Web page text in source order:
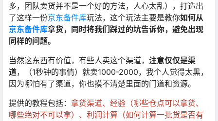
多，团队卖货并不是一个好的方法，人心太乱），打造出
了这样一份京东备件库玩法，这个玩法主要是教你如何从
京东备件库拿货，同时将我们踩过的坑告诉你，避免出现
同样的问题。
当然这东西有价值，有些人卖这个渠道， 注意仅仅是渠
道，（1秒钟的事情）就卖1000-2000，我个人觉得太黑，
因为哪怕有了渠道，你也摸不清楚里面的门道和资源。
提供的教程包括： 拿货渠道、经验（哪些仓点可以拿货、
哪些绝对不可以拿）、利润计算（如何计算一批货是否有